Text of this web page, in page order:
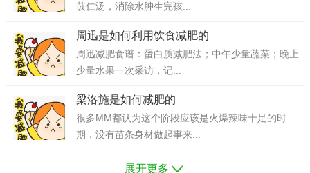
苡仁汤，消除水肿生完孩...
周迅是如何利用饮食减肥的
周迅减肥食谱：蛋白质减肥法；中午少量蔬菜；晚上
少量水果一次采访，记...
梁洛施是如何减肥的
很多MM都认为这个阶段应该是火爆辣味十足的时
期，没有苗条身材做起事来...
展开更多